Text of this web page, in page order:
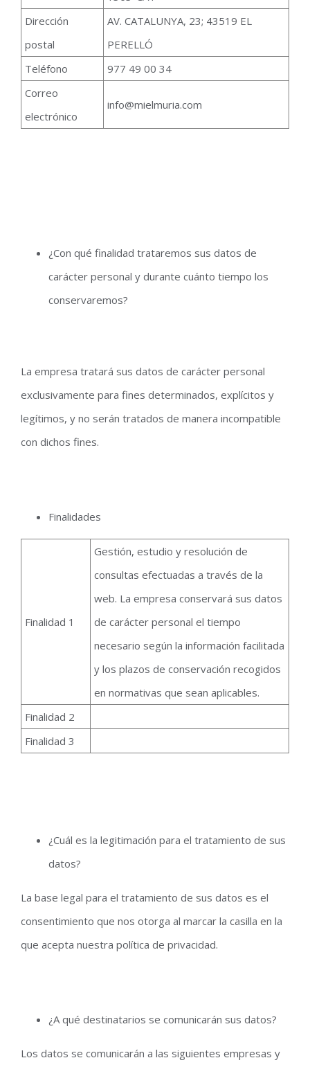
Dirección
postal
AV. CATALUNYA, 23; 43519 EL
PERELLÓ
Teléfono
977 49 00 34
Correo
electrónico
info@mielmuria.com
¿Con qué finalidad trataremos sus datos de
carácter personal y durante cuánto tiempo los
conservaremos?
La empresa tratará sus datos de carácter personal
exclusivamente para fines determinados, explícitos y
legítimos, y no serán tratados de manera incompatible
con dichos fines.
Finalidades
Finalidad 1
Gestión, estudio y resolución de
consultas efectuadas a través de la
web. La empresa conservará sus datos
de carácter personal el tiempo
necesario según la información facilitada
y los plazos de conservación recogidos
en normativas que sean aplicables.
Finalidad 2
Finalidad 3
¿Cuál es la legitimación para el tratamiento de sus
datos?
La base legal para el tratamiento de sus datos es el
consentimiento que nos otorga al marcar la casilla en la
que acepta nuestra política de privacidad.
¿A qué destinatarios se comunicarán sus datos?
Los datos se comunicarán a las siguientes empresas y